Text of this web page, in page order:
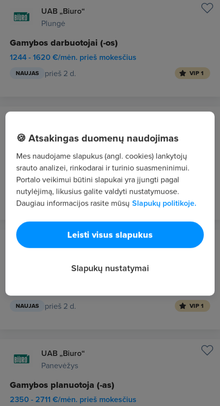
UAB „Biuro“
Plungė
Gamybos darbuotojai (-os)
1244 - 1620 €/mėn. prieš mokesčius
NAUJAS prieš 2 d. VIP 1
Panevėžys
Gamybos įrenginių priežiūros technikė (-as)
naujoje gamykloje
2000 - 2300 €/mėn. prieš mokesčius
NAUJAS prieš 2 d.
Gamybos darbuotojas / operatorius
NAUJAS prieš 2 d. VIP 1
UAB „Biuro“
Panevėžys
Gamybos planuotoja (-as)
2350 - 2711 €/mėn. prieš mokesčius
🍪 Atsakingas duomenų naudojimas
Mes naudojame slapukus (angl. cookies) lankytojų
srauto analizei, rinkodarai ir turinio suasmeninimui.
Portalo veikimui būtini slapukai yra įjungti pagal
nutylėjimą, likusius galite valdyti nustatymuose.
Daugiau informacijos rasite mūsų Slapukų politikoje.
Leisti visus slapukus
Slapukų nustatymai